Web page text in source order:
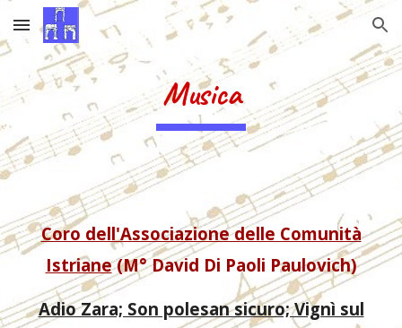
Skip to main content Skip to navigation
Musica
Coro dell'Associazione delle Comunità
Istriane(M° David Di Paoli Paulovich)
Adio Zara; Son polesan sicuro; Vignì sul